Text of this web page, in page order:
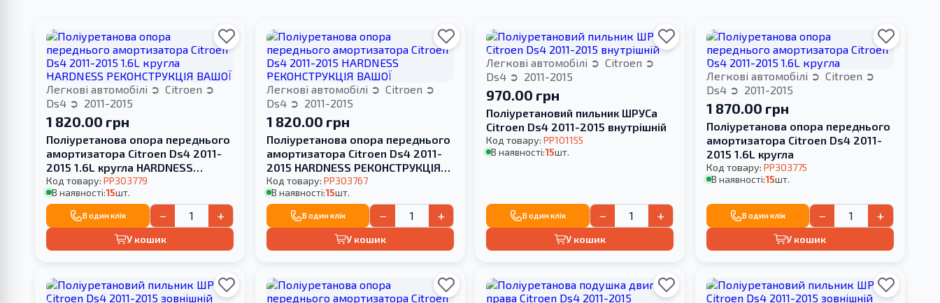
Легкові автомобілі
Citroen
Ds4
2011-2015
1 820.00 грн
Поліуретанова опора переднього
амортизатора Citroen Ds4 2011-
2015 1.6L кругла HARDNESS
РЕКОНСТРУКЦІЯ ВАШОЇ
Код товару:PP303779
В наявності:15шт.
В один клік − +
У кошик
Легкові автомобілі
Citroen
Ds4
2011-2015
1 820.00 грн
Поліуретанова опора переднього
амортизатора Citroen Ds4 2011-
2015 HARDNESS РЕКОНСТРУКЦІЯ
ВАШОЇ
Код товару: PP303767
В наявності:15шт.
В один клік − +
У кошик
Легкові автомобілі
Citroen
Ds4
2011-2015
970.00 грн
Поліуретановий пильник ШРУСа
Citroen Ds4 2011-2015 внутрішній
Код товару:PP101155
В наявності:15шт.
В один клік − +
У кошик
Легкові автомобілі
Citroen
Ds4
2011-2015
1 870.00 грн
Поліуретанова опора переднього
амортизатора Citroen Ds4 2011-
2015 1.6L кругла
Код товару: PP303775
В наявності:15шт.
В один клік − +
У кошик